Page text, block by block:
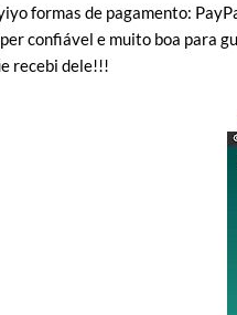
formas de pagamento:
confiável e muito boa para
recebi dele!!!